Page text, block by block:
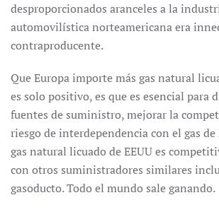
desproporcionados aranceles a la
automovilística norteamericana era
contraproducente.
Que Europa importe más gas natural
es solo positivo, es que es esencial para
fuentes de suministro, mejorar la
riesgo de interdependencia con el gas de
gas natural licuado de EEUU es
con otros suministradores similares
gasoducto. Todo el mundo sale ganando.